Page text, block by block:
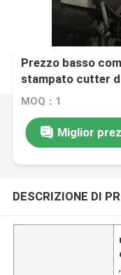
Prezzo basso
stampato cutter
MOQ：1
Miglior
DESCRIZIONE DI
,